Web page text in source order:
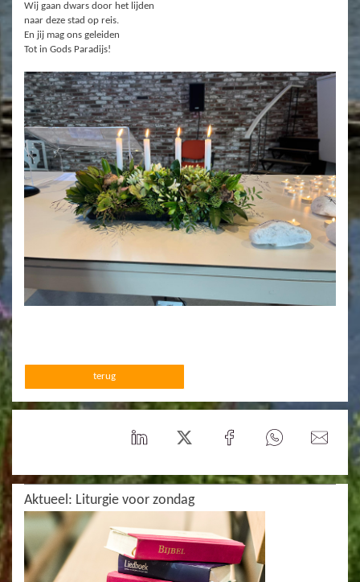
Wij gaan dwars door het lijden
naar deze stad op reis.
En jij mag ons geleiden
Tot in Gods Paradijs!
terug
Aktueel: Liturgie voor zondag